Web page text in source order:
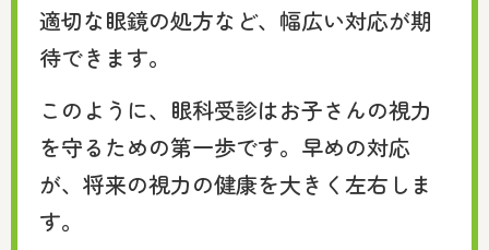
適切な眼鏡の処方など、幅広い対応が期
待できます。
このように、眼科受診はお子さんの視力
を守るための第一歩です。早めの対応
が、将来の視力の健康を大きく左右しま
す。